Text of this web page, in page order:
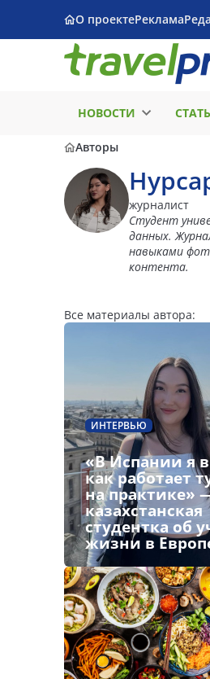
О проектеРеклама
НОВОСТИ
Авторы
журналист
Студент
данных.
навыками
контента.
Все материалы автора:
ИНТЕРВЬЮ
«В Испании я
как работает
на практике»
казахстанская
студентка об
жизни в